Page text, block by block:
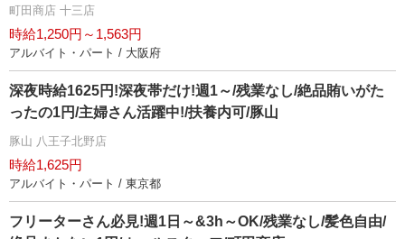
町田商店 十三店
時給1,250円～1,563円
アルバイト・パート / 大阪府
深夜時給1625円!深夜帯だけ!週1～/残業なし/絶品賄いがた
ったの1円/主婦さん活躍中!/扶養内可/豚山
豚山 八王子北野店
時給1,625円
アルバイト・パート / 東京都
フリーターさん必見!週1日～&3h～OK/残業なし/髪色自由/